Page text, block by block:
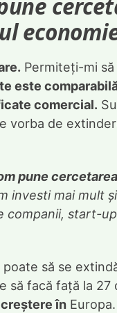
Permiteți-mi
este
comercial.
vorba de
pune
investi mai mult
companii, start-
să se
să facă față la 27
în